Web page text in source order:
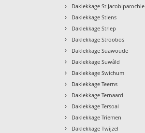
› Daklekkage St Jacobiparochie
› Daklekkage Stiens
› Daklekkage Striep
› Daklekkage Stroobos
› Daklekkage Suawoude
› Daklekkage Suwâld
› Daklekkage Swichum
› Daklekkage Teerns
› Daklekkage Ternaard
› Daklekkage Tersoal
› Daklekkage Triemen
› Daklekkage Twijzel